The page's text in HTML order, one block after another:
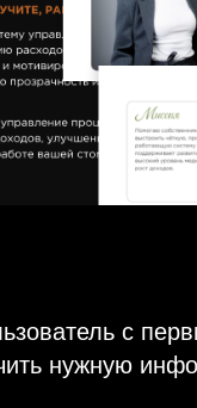
с
нужную